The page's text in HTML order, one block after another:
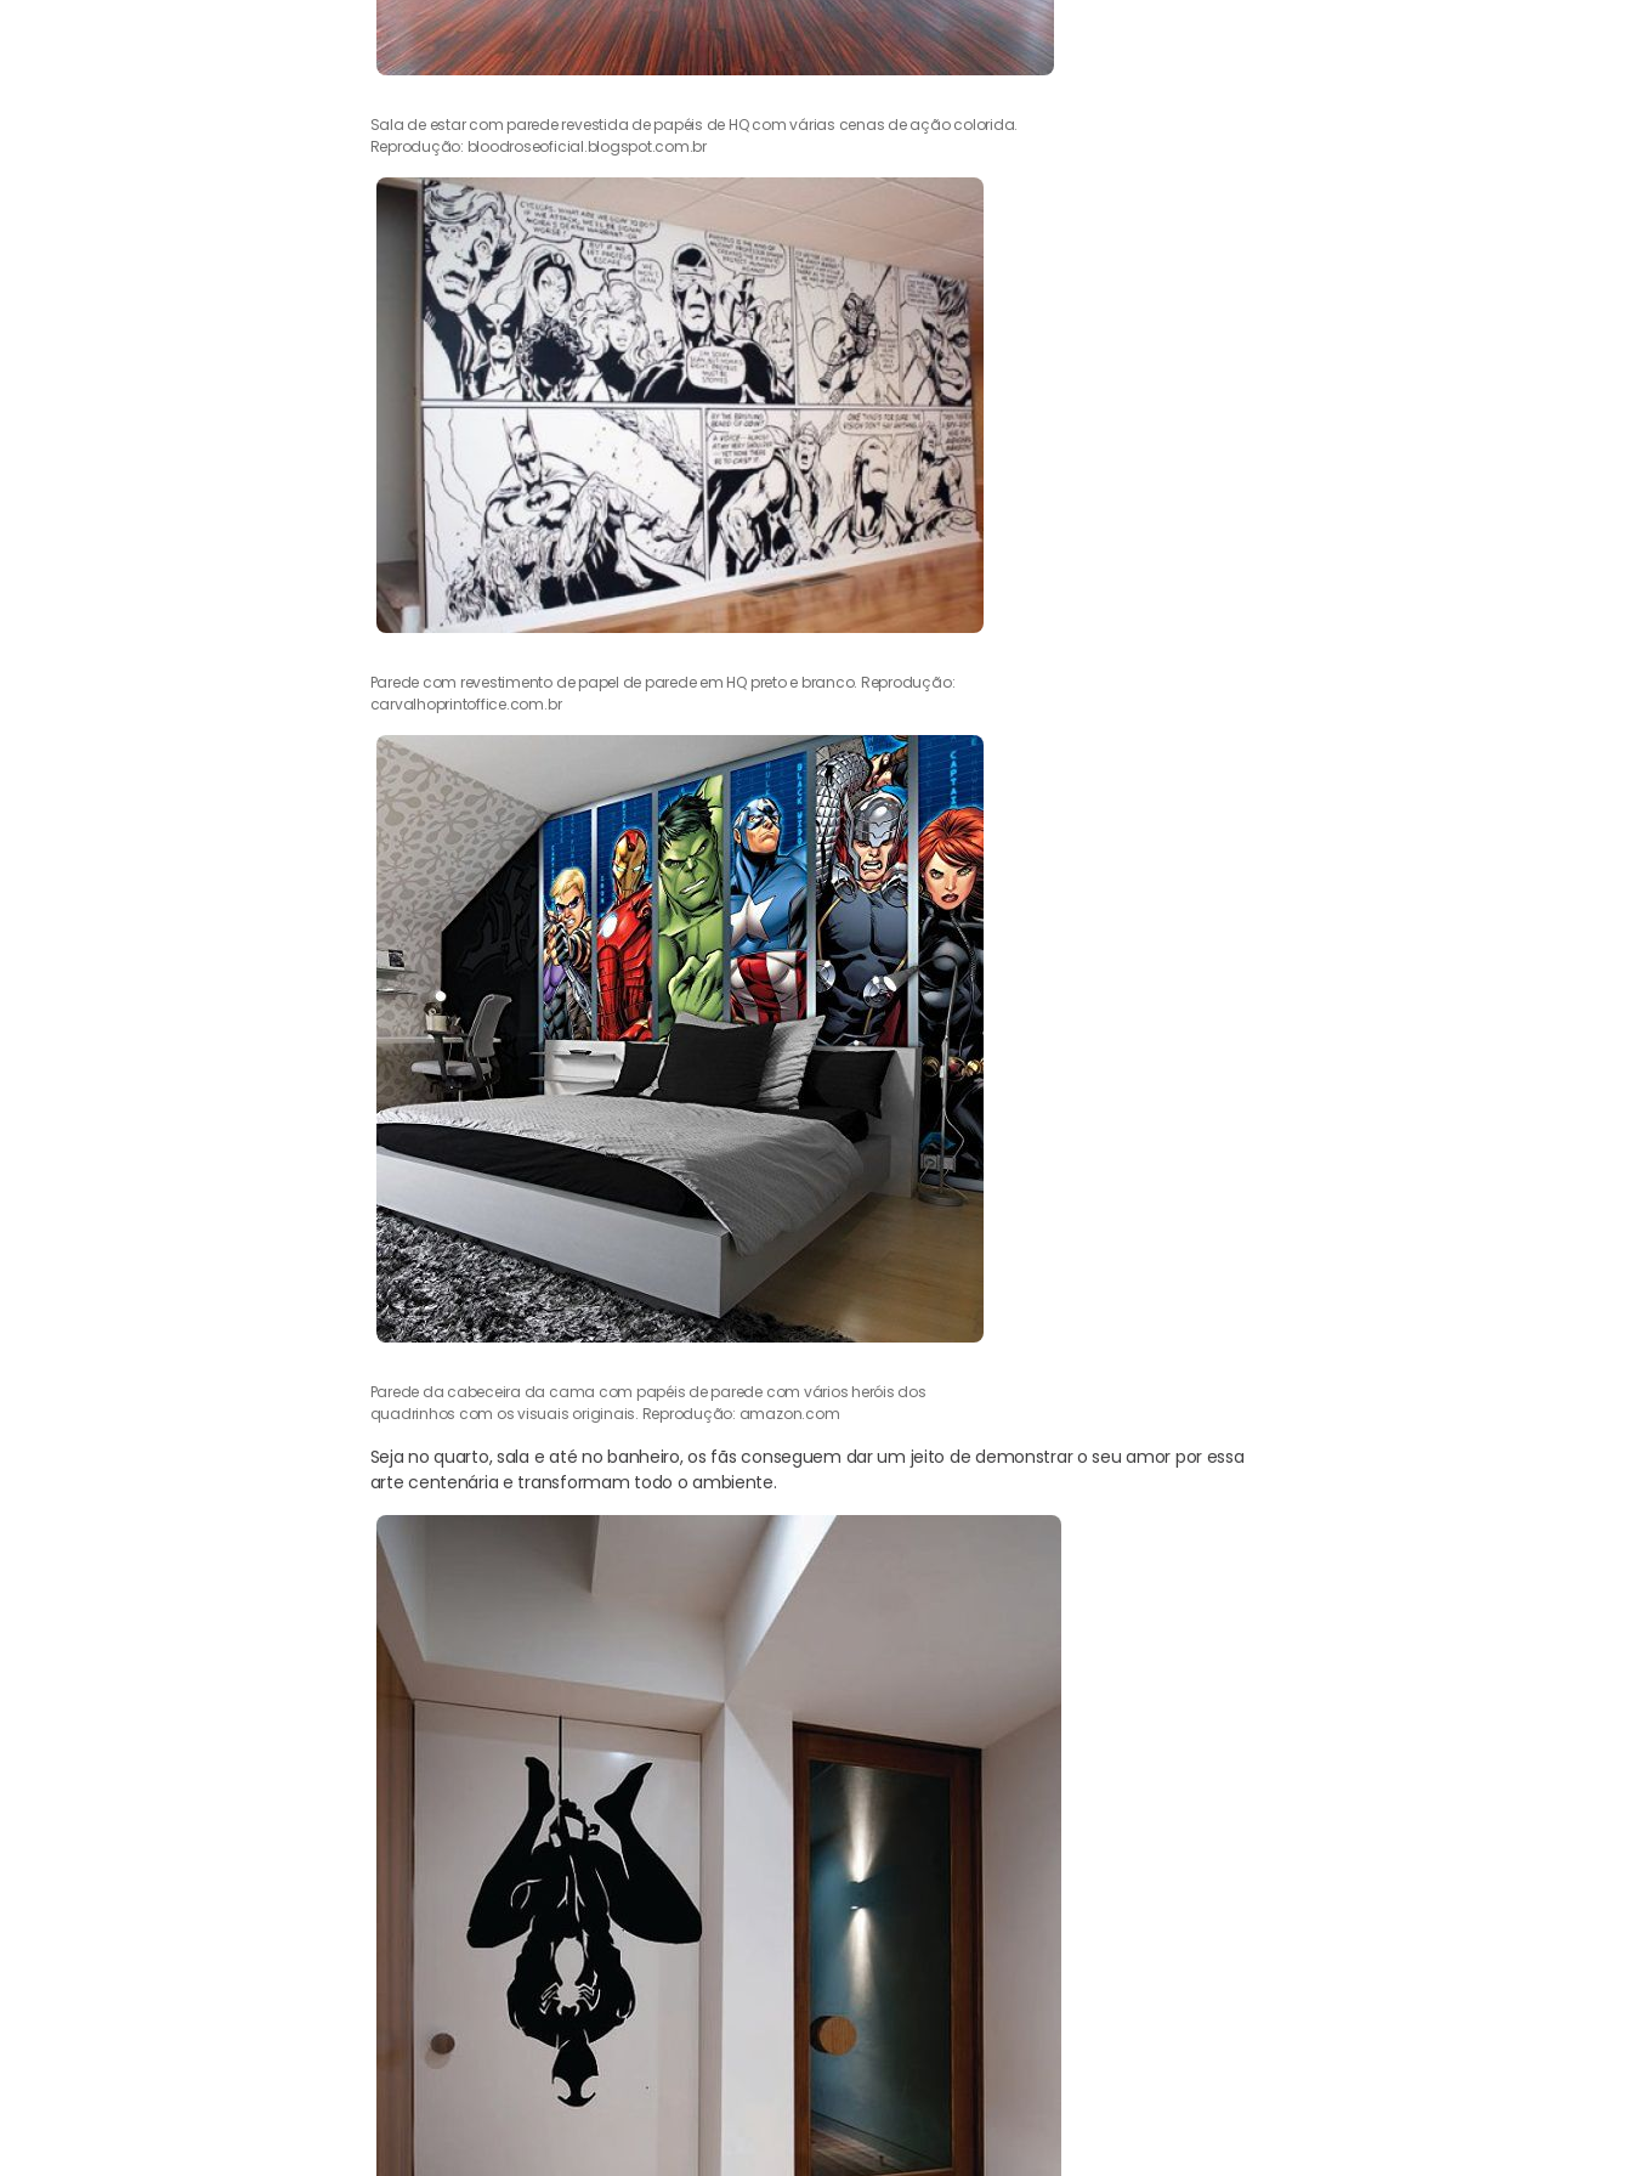
Sala de estar com parede revestida de papéis de HQ com várias cenas de ação colorida.
Reprodução: bloodroseoficial.blogspot.com.br
Parede com revestimento de papel de parede em HQ preto e branco. Reprodução:
carvalhoprintoffice.com.br
Parede da cabeceira da cama com papéis de parede com vários heróis dos
quadrinhos com os visuais originais. Reprodução: amazon.com
Seja no quarto, sala e até no banheiro, os fãs conseguem dar um jeito de demonstrar o seu amor por essa
arte centenária e transformam todo o ambiente.